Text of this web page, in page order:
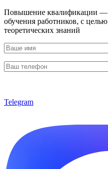
Повышение квалификации —
обучения работников, с
теоретических знаний
Telegram